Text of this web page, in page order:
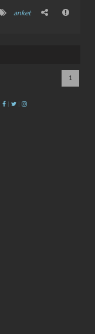
anket
1
| |